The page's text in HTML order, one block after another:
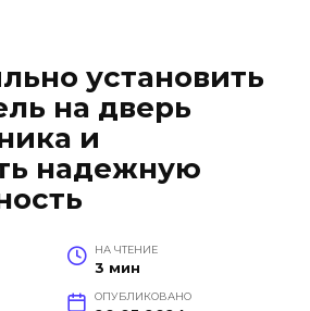
установить
на дверь
и
надежную
НА ЧТЕНИЕ
3 мин
ОПУБЛИКОВАНО